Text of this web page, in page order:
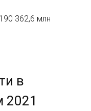
362,6 млн
в
2021